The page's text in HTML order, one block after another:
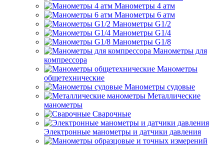
Манометры 4 атм
Манометры 6 атм
Манометры G1/2
Манометры G1/4
Манометры G1/8
Манометры для
компрессора
Манометры
общетехнические
Манометры судовые
Металлические
манометры
Сварочные
Электронные манометры и датчики давления